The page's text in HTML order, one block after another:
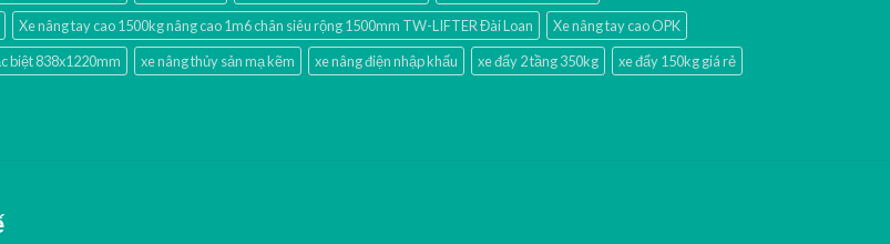
Xe nâng tay cao 1500kg nâng cao 1m6 chân siêu rộng 1500mm TW-LIFTER Đài Loan
Xe nâng tay cao OPK
biệt 838x1220mm xe nâng thủy sản mạ kẽm xe nâng điện nhập khấu xe đẩy 2 tầng 350kg
xe đẩy 150kg giá rẻ